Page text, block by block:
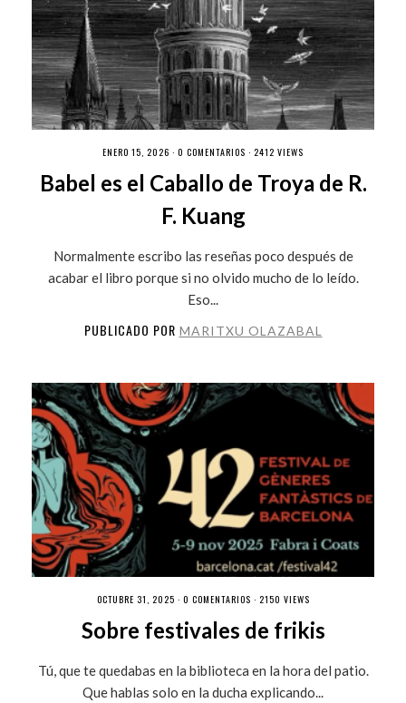
ENERO 15, 2026 · 0 COMENTARIOS · 2412 VIEWS
Babel es el Caballo de Troya de R.
F. Kuang
Normalmente escribo las reseñas poco después de
acabar el libro porque si no olvido mucho de lo leído.
Eso...
PUBLICADO POR MARITXU OLAZABAL
OCTUBRE 31, 2025 · 0 COMENTARIOS · 2150 VIEWS
Sobre festivales de frikis
Tú, que te quedabas en la biblioteca en la hora del patio.
Que hablas solo en la ducha explicando...